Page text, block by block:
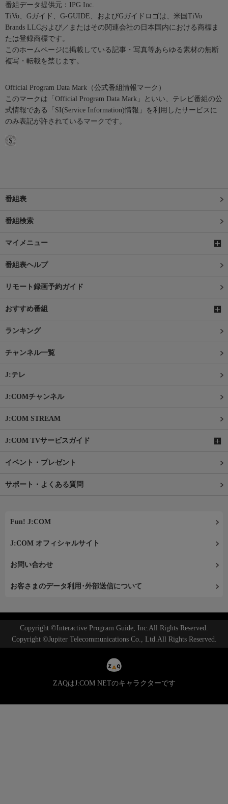
番組データ提供元：IPG Inc.
TiVo、Gガイド、G-GUIDE、およびGガイドロゴは、米国TiVo
Brands LLCおよび／またはその関連会社の日本国内における商標ま
たは登録商標です。
このホームページに掲載している記事・写真等あらゆる素材の無断
複写・転載を禁じます。
Official Program Data Mark（公式番組情報マーク）
このマークは「Official Program Data Mark」といい、テレビ番組の公
式情報である「SI(Service Information)情報」を利用したサービスに
のみ表記が許されているマークです。
番組表
番組検索
マイメニュー
番組表ヘルプ
リモート録画予約ガイド
おすすめ番組
ランキング
チャンネル一覧
J:テレ
J:COMチャンネル
J:COM STREAM
J:COM TVサービスガイド
イベント・プレゼント
サポート・よくある質問
Fun! J:COM
J:COM オフィシャルサイト
お問い合わせ
お客さまのデータ利用･外部送信について
Copyright ©Interactive Program Guide, Inc.All Rights Reserved.
Copyright ©Jupiter Telecommunications Co., Ltd.All Rights Reserved.
ZAQはJ:COM NETのキャラクターです